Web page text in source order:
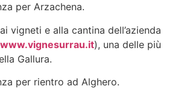
per Arzachena.
vigneti e alla cantina dell’azienda
www.vignesurrau.it), una delle più
Gallura.
per rientro ad Alghero.